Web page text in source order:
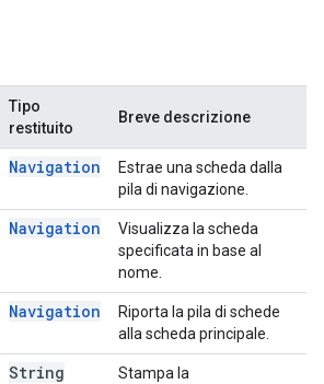
Tipo
restituito
Breve descrizione
Navigation
Estrae una scheda dalla
pila di navigazione.
Navigation
Visualizza la scheda
specificata in base al
nome.
Navigation
Riporta la pila di schede
alla scheda principale.
String
Stampa la